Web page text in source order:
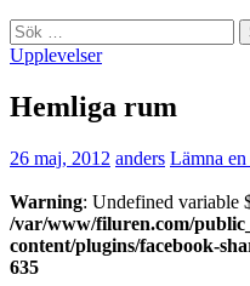
Sök
efter:
Upplevelser
Hemliga rum
26 maj, 2012 anders Lämna
Warning: Undefined variable
/var/www/filuren.com/
content/plugins/facebook-
635